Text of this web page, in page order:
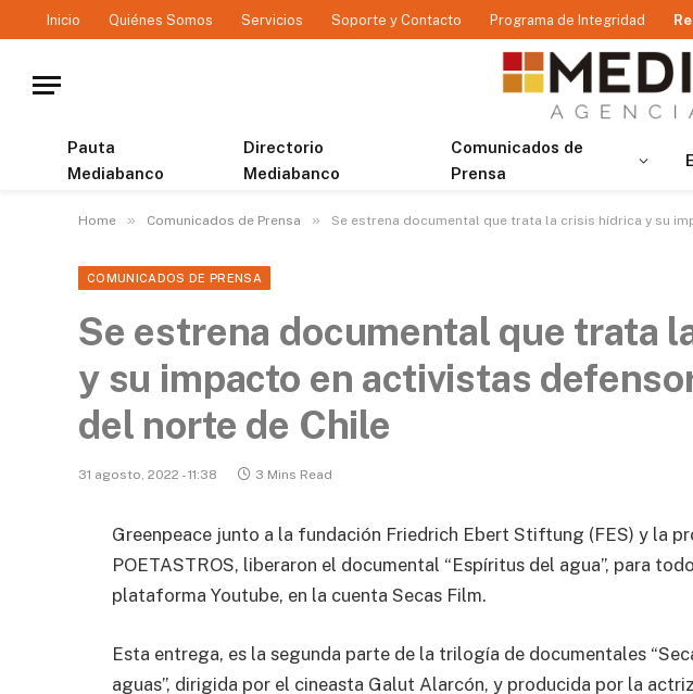
Inicio Quiénes Somos Servicios Soporte y Contacto Programa de Integridad
Pauta
Mediabanco
Directorio
Mediabanco
Comunicados de
Prensa
Home » Comunicados de Prensa » Se estrena documental que trata la crisis hídrica y su
COMUNICADOS DE PRENSA
Se estrena documental que trata
y su impacto en activistas
del norte de Chile
31 agosto, 2022 - 11:38 3 Mins Read
Greenpeace junto a la fundación Friedrich Ebert Stiftung (FES) y la
POETASTROS, liberaron el documental “Espíritus del agua”, para
plataforma Youtube, en la cuenta Secas Film.
Esta entrega, es la segunda parte de la trilogía de documentales
aguas”, dirigida por el cineasta Galut Alarcón, y producida por la